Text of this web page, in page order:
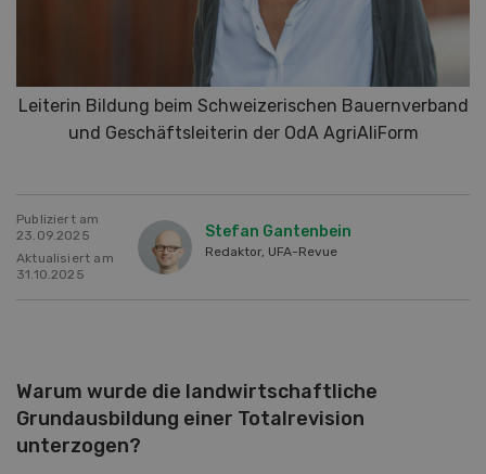
Leiterin Bildung beim Schweizerischen Bauernverband
und Geschäftsleiterin der OdA AgriAliForm
Publiziert am
23.09.2025
Aktualisiert am
31.10.2025
Stefan Gantenbein
Redaktor, UFA-Revue
Warum wurde die landwirtschaftliche
Grundausbildung einer Totalrevision
unterzogen?